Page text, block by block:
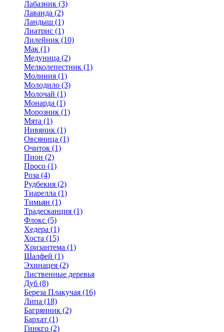
Лабазник (3)
Лаванда (2)
Ландыш (1)
Лиатрис (1)
Лилейник (10)
Мак (1)
Медуница (2)
Мелколепестник (1)
Молиния (1)
Молодило (3)
Молочай (1)
Монарда (1)
Морозник (1)
Мята (1)
Нивяник (1)
Овсяница (1)
Очиток (1)
Пион (2)
Просо (1)
Роза (4)
Рудбекия (2)
Тиарелла (1)
Тимьян (1)
Традесканция (1)
Флокс (5)
Хедера (1)
Хоста (15)
Хризантема (1)
Шалфей (1)
Эхинацея (2)
Лиственные деревья
Дуб (8)
Береза Плакучая (16)
Липа (18)
Багрянник (2)
Бархат (1)
Гинкго (2)